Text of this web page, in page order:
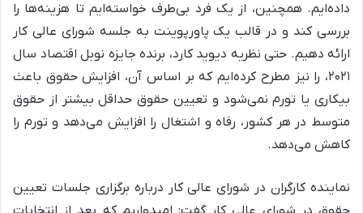
داده‌ایم. همچنین، از یک فرد بی‌طرف خواسته‌ایم تا هزینه‌ها را
بررسی کند و در قالب یک پاورپوینت به جلسه شورای عالی کار
ارائه دهیم. حتی نظریه دیوید کارد، برنده جایزه نوبل اقتصاد سال
۲۰۲۱، را نیز مطرح کرده‌ایم که بر اساس آن، افزایش حقوق باعث
بیکاری یا تورم نمی‌شود و تعیین حقوق حداقل بیشتر از حقوق
متوسط در هر کشور، رفاه و اشتغال را افزایش می‌دهد و تورم را
کاهش می‌دهد.
نماینده کارگران در شورای عالی کار درباره برگزاری جلسات تعیین